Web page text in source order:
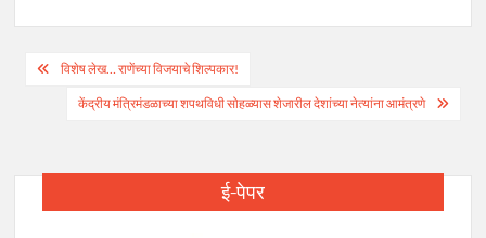
Post
navigation
विशेष लेख… राणेंच्या विजयाचे शिल्पकार!
केंद्रीय मंत्रिमंडळाच्या शपथविधी सोहळ्यास शेजारील देशांच्या नेत्यांना आमंत्रणे
ई-पेपर